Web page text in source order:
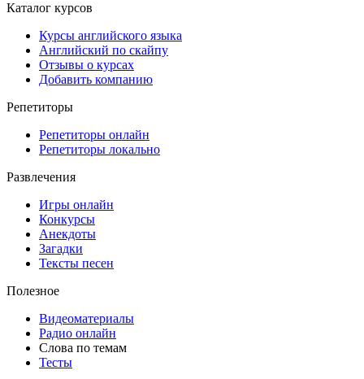
Каталог курсов
Курсы английского языка
Английский по скайпу
Отзывы о курсах
Добавить компанию
Репетиторы
Репетиторы онлайн
Репетиторы локально
Развлечения
Игры онлайн
Конкурсы
Анекдоты
Загадки
Тексты песен
Полезное
Видеоматериалы
Радио онлайн
Слова по темам
Тесты